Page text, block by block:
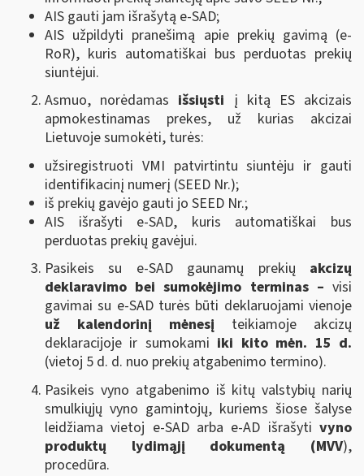
AIS gauti jam išrašytą e-SAD;
AIS užpildyti pranešimą apie prekių gavimą (e-
RoR), kuris automatiškai bus perduotas prekių
siuntėjui.
Asmuo, norėdamas išsiųsti į kitą ES akcizais
apmokestinamas prekes, už kurias akcizai
Lietuvoje sumokėti, turės:
užsiregistruoti VMI patvirtintu siuntėju ir gauti
identifikacinį numerį (SEED Nr.);
iš prekių gavėjo gauti jo SEED Nr.;
AIS išrašyti e-SAD, kuris automatiškai bus
perduotas prekių gavėjui.
Pasikeis su e-SAD gaunamų prekių akcizų
deklaravimo bei sumokėjimo terminas – visi
gavimai su e-SAD turės būti deklaruojami vienoje
už kalendorinį mėnesį teikiamoje akcizų
deklaracijoje ir sumokami iki kito mėn. 15 d.
(vietoj 5 d. d. nuo prekių atgabenimo termino).
Pasikeis vyno atgabenimo iš kitų valstybių narių
smulkiųjų vyno gamintojų, kuriems šiose šalyse
leidžiama vietoj e-SAD arba e-AD išrašyti vyno
produktų lydimąjį dokumentą (MVV),
procedūra.